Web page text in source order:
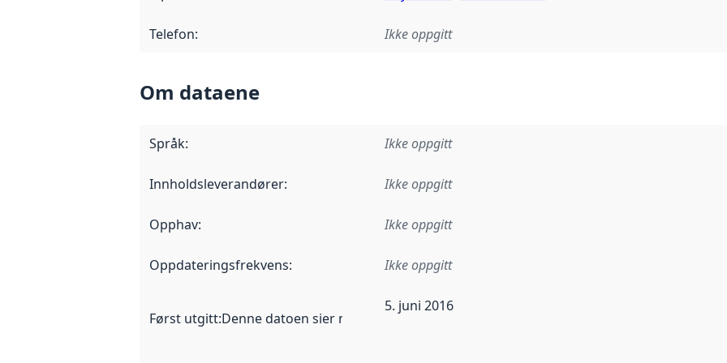
Telefon: Ikke oppgitt
Om dataene
Språk: Ikke oppgitt
Innholdsleverandører: Ikke oppgitt
Opphav: Ikke oppgitt
Oppdateringsfrekvens: Ikke oppgitt
Først utgitt:Denne datoen sier når dataene i dette datasettet første gang ble utgitt. Det kan
5. juni 2016